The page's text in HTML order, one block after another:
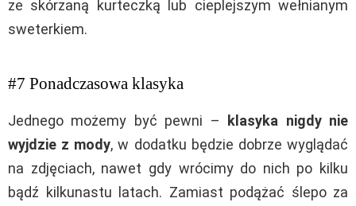
ze skórzaną kurteczką lub cieplejszym wełnianym
sweterkiem.
#7 Ponadczasowa klasyka
Jednego możemy być pewni – klasyka nigdy nie
wyjdzie z mody, w dodatku będzie dobrze wyglądać
na zdjęciach, nawet gdy wrócimy do nich po kilku
bądź kilkunastu latach. Zamiast podążać ślepo za